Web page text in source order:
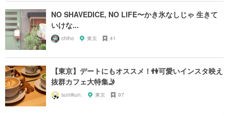
NO SHAVEDICE, NO LIFE〜かき氷なしじゃ 生きて
いけな...
chiho 東京 41
【東京】デートにもオススメ！👫可愛いインスタ映え
抜群カフェ大特集🤳
sumikun. 東京 97